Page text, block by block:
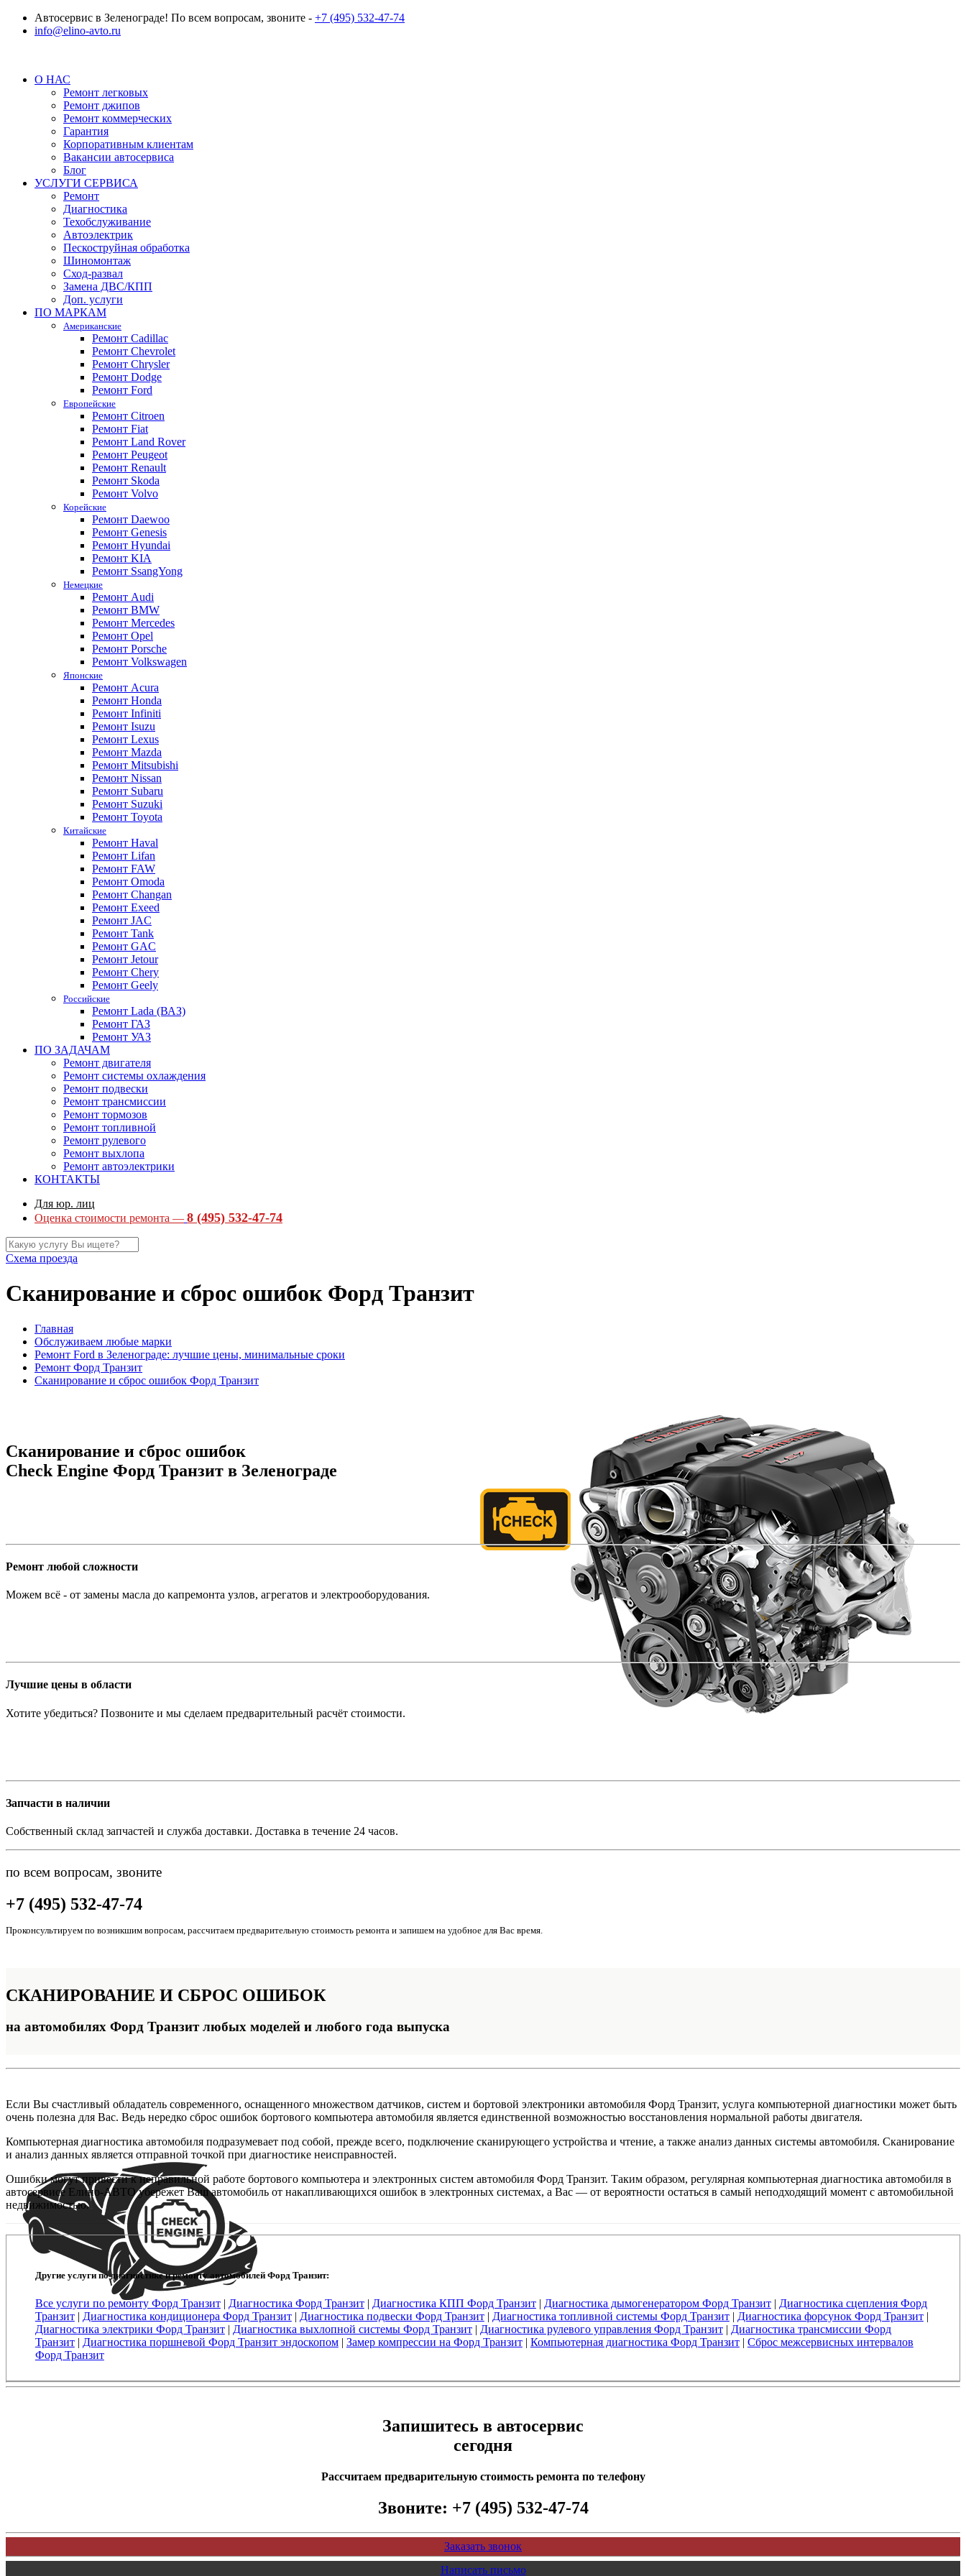
Автосервис в Зеленограде! По всем вопросам, звоните - +7 (495) 532-47-74
info@elino-avto.ru
О НАС
Ремонт легковых
Ремонт джипов
Ремонт коммерческих
Гарантия
Корпоративным клиентам
Вакансии автосервиса
Блог
УСЛУГИ СЕРВИСА
Ремонт
Диагностика
Техобслуживание
Автоэлектрик
Пескоструйная обработка
Шиномонтаж
Сход-развал
Замена ДВС/КПП
Доп. услуги
ПО МАРКАМ
Американские
Ремонт Cadillac
Ремонт Chevrolet
Ремонт Chrysler
Ремонт Dodge
Ремонт Ford
Европейские
Ремонт Citroen
Ремонт Fiat
Ремонт Land Rover
Ремонт Peugeot
Ремонт Renault
Ремонт Skoda
Ремонт Volvo
Корейские
Ремонт Daewoo
Ремонт Genesis
Ремонт Hyundai
Ремонт KIA
Ремонт SsangYong
Немецкие
Ремонт Audi
Ремонт BMW
Ремонт Mercedes
Ремонт Opel
Ремонт Porsche
Ремонт Volkswagen
Японские
Ремонт Acura
Ремонт Honda
Ремонт Infiniti
Ремонт Isuzu
Ремонт Lexus
Ремонт Mazda
Ремонт Mitsubishi
Ремонт Nissan
Ремонт Subaru
Ремонт Suzuki
Ремонт Toyota
Китайские
Ремонт Haval
Ремонт Lifan
Ремонт FAW
Ремонт Omoda
Ремонт Changan
Ремонт Exeed
Ремонт JAC
Ремонт Tank
Ремонт GAC
Ремонт Jetour
Ремонт Chery
Ремонт Geely
Российские
Ремонт Lada (ВАЗ)
Ремонт ГАЗ
Ремонт УАЗ
ПО ЗАДАЧАМ
Ремонт двигателя
Ремонт системы охлаждения
Ремонт подвески
Ремонт трансмиссии
Ремонт тормозов
Ремонт топливной
Ремонт рулевого
Ремонт выхлопа
Ремонт автоэлектрики
КОНТАКТЫ
Для юр. лиц
Оценка стоимости ремонта — 8 (495) 532-47-74
Схема проезда
Сканирование и сброс ошибок Форд Транзит
Главная
Обслуживаем любые марки
Ремонт Ford в Зеленограде: лучшие цены, минимальные сроки
Ремонт Форд Транзит
Сканирование и сброс ошибок Форд Транзит
Сканирование и сброс ошибок
Check Engine Форд Транзит в Зеленограде
Ремонт любой сложности
Можем всё - от замены масла до капремонта узлов, агрегатов и электрооборудования.
Лучшие цены в области
Хотите убедиться? Позвоните и мы сделаем предварительный расчёт стоимости.
Запчасти в наличии
Собственный склад запчастей и служба доставки. Доставка в течение 24 часов.
по всем вопросам, звоните
+7 (495) 532-47-74
Проконсультируем по возникшим вопросам, рассчитаем предварительную стоимость ремонта и запишем на удобное для Вас время.
СКАНИРОВАНИЕ И СБРОС ОШИБОК
на автомобилях Форд Транзит любых моделей и любого года выпуска
Если Вы счастливый обладатель современного, оснащенного множеством датчиков, систем и бортовой электроники автомобиля Форд Транзит, услуга компьютерной диагностики может быть
очень полезна для Вас. Ведь нередко сброс ошибок бортового компьютера автомобиля является единственной возможностью восстановления нормальной работы двигателя.
Компьютерная диагностика автомобиля подразумевает под собой, прежде всего, подключение сканирующего устройства и чтение, а также анализ данных системы автомобиля. Сканирование
и анализ данных является отправной точкой при диагностике неисправностей.
Ошибки могут привести к неправильной работе бортового компьютера и электронных систем автомобиля Форд Транзит. Таким образом, регулярная компьютерная диагностика автомобиля в
автосервисе Елино-АВТО убережет Ваш автомобиль от накапливающихся ошибок в электронных системах, а Вас — от вероятности остаться в самый неподходящий момент c автомобильной
недвижимостью.
Другие услуги по диагностике и ремонту автомобилей Форд Транзит:
Все услуги по ремонту Форд Транзит| Диагностика Форд Транзит| Диагностика КПП Форд Транзит| Диагностика дымогенератором Форд Транзит| Диагностика сцепления Форд
Транзит| Диагностика кондиционера Форд Транзит| Диагностика подвески Форд Транзит| Диагностика топливной системы Форд Транзит| Диагностика форсунок Форд Транзит|
Диагностика электрики Форд Транзит| Диагностика выхлопной системы Форд Транзит| Диагностика рулевого управления Форд Транзит| Диагностика трансмиссии Форд
Транзит| Диагностика поршневой Форд Транзит эндоскопом| Замер компрессии на Форд Транзит| Компьютерная диагностика Форд Транзит| Сброс межсервисных интервалов
Форд Транзит
Запишитесь в автосервис
сегодня
Рассчитаем предварительную стоимость ремонта по телефону
Звоните: +7 (495) 532-47-74
Заказать звонок
Написать письмо